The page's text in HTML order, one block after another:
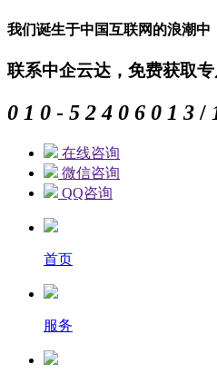
我们诞生于中国互联网的浪潮中
联系中企云达，免费获取
0 1 0 - 5 2 4 0 6 0 1 3 /
在线咨询
微信咨询
QQ咨询
首页
服务